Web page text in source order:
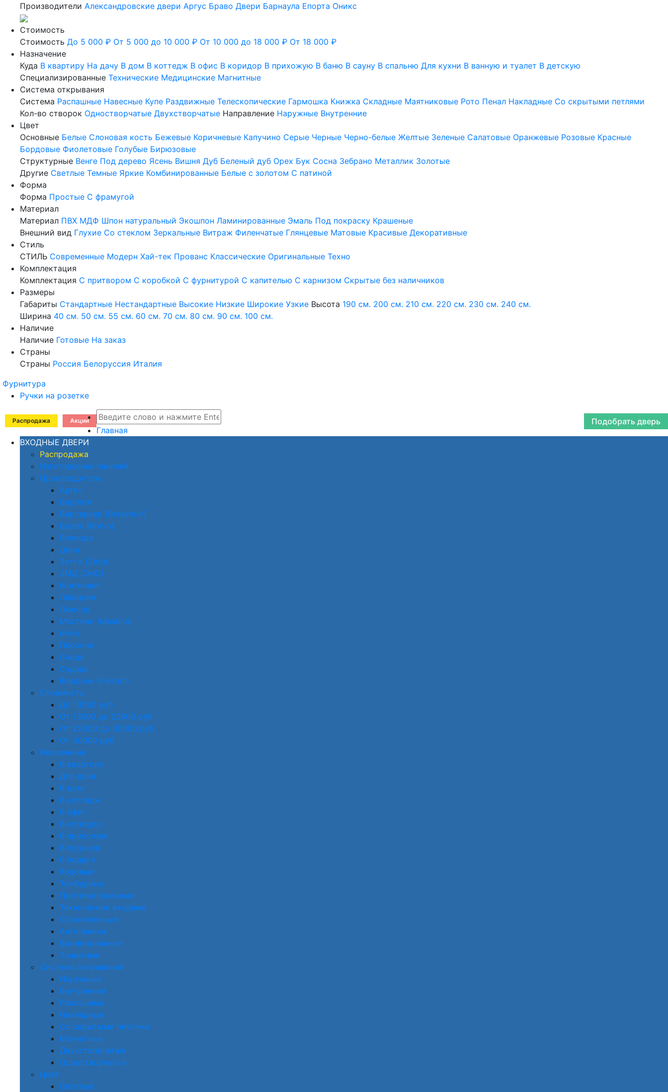
Производители Александровские двери Аргус Браво Двери Барнаула Епорта Оникс
Стоимость
Стоимость До 5 000 ₽ От 5 000 до 10 000 ₽ От 10 000 до 18 000 ₽ От 18 000 ₽
Назначение
Куда В квартиру На дачу В дом В коттедж В офис В коридор В прихожую В баню В сауну В спальню Для кухни В ванную и туалет В детскую
Специализированные Технические Медицинские Магнитные
Система открывания
Система Распашные Навесные Купе Раздвижные Телескопические Гармошка Книжка Складные Маятниковые Рото Пенал Накладные Со скрытыми петлями
Кол-во створок Одностворчатые Двухстворчатые Направление Наружные Внутренние
Цвет
Основные Белые Слоновая кость Бежевые Коричневые Капучино Серые Черные Черно-белые Желтые Зеленые Салатовые Оранжевые Розовые Красные
Бордовые Фиолетовые Голубые Бирюзовые
Структурные Венге Под дерево Ясень Вишня Дуб Беленый дуб Орех Бук Сосна Зебрано Металлик Золотые
Другие Светлые Темные Яркие Комбинированные Белые с золотом С патиной
Форма
Форма Простые С фрамугой
Материал
Материал ПВХ МДФ Шпон натуральный Экошпон Ламинированные Эмаль Под покраску Крашеные
Внешний вид Глухие Со стеклом Зеркальные Витраж Филенчатые Глянцевые Матовые Красивые Декоративные
Стиль
СТИЛЬ Современные Модерн Хай-тек Прованс Классические Оригинальные Техно
Комплектация
Комплектация С притвором С коробкой С фурнитурой С капителью С карнизом Скрытые без наличников
Размеры
Габариты Стандартные Нестандартные Высокие Низкие Широкие Узкие Высота 190 см. 200 см. 210 см. 220 см. 230 см. 240 см.
Ширина 40 см. 50 см. 55 см. 60 см. 70 см. 80 см. 90 см. 100 см.
Наличие
Наличие Готовые На заказ
Страны
Страны Россия Белоруссия Италия
Фурнитура
Ручки на розетке
Распродажа Акции
Подобрать дверь
Главная
ВХОДНЫЕ ДВЕРИ
Распродажа
Изготовление панелей
Производитель
Аргус
Берлога
Берсеркер (Berserker)
Браво (Bravo)
Воевода
Дива
Зетта (Zetta)
ЗМД (ZMD)
Континент
Лабиринт
Люксор
Мастино (Mastino)
Меги
Персона
Снедо
Сударь
Феррони (Ferroni)
Стоимость
До 13000 руб
От 13000 до 22000 руб
От 22000 до 30000 руб
От 30000 руб
Назначение
В квартиру
Для дачи
В дом
В коттедж
В офис
В коридор
В прихожую
В подъезд
В подвал
Кодовые
Тамбурные
Противопожарные
Технические входные
Строительные
Антипаника
Бронированные
Защитные
Система открывания
Наружные
Внутренние
Распашные
Накладные
Со скрытыми петлями
Магнитные
Двухстворчатые
Одностворчатые
Цвет
Светлые